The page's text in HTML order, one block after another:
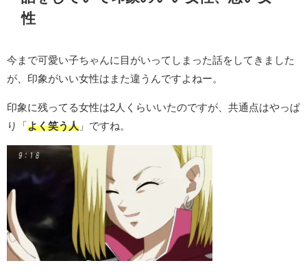
性
今まで可愛い子ちゃんに目がいってしまった話をしてきました
が、印象がいい女性はまた違うんですよねー。
印象に残ってる女性は2人くらいいたのですが、共通点はやっぱ
り「よく笑う人 」ですね。